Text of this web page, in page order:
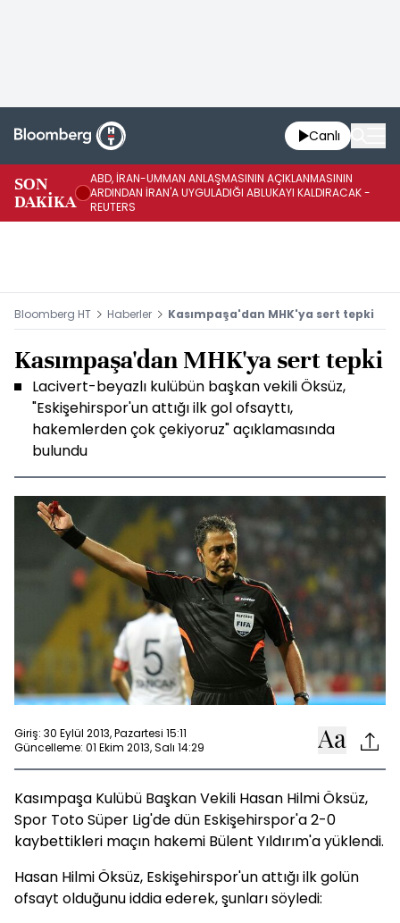
Canlı
SON
DAKİKA
ABD, İRAN-UMMAN ANLAŞMASININ AÇIKLANMASININ
ARDINDAN İRAN'A UYGULADIĞI ABLUKAYI KALDIRACAK -
REUTERS
Bloomberg HT Haberler Kasımpaşa'dan MHK'ya sert tepki
Kasımpaşa'dan MHK'ya sert tepki
Lacivert-beyazlı kulübün başkan vekili Öksüz,
"Eskişehirspor'un attığı ilk gol ofsayttı,
hakemlerden çok çekiyoruz" açıklamasında
bulundu
Giriş: 30 Eylül 2013, Pazartesi 15:11
Güncelleme: 01 Ekim 2013, Salı 14:29
Kasımpaşa Kulübü Başkan Vekili Hasan Hilmi Öksüz,
Spor Toto Süper Lig'de dün Eskişehirspor'a 2-0
kaybettikleri maçın hakemi Bülent Yıldırım'a yüklendi.
Hasan Hilmi Öksüz, Eskişehirspor'un attığı ilk golün
ofsayt olduğunu iddia ederek, şunları söyledi: